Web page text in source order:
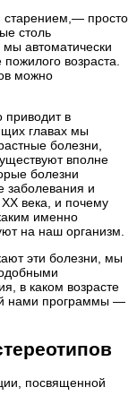
старением,— просто
столь
автоматически
возраста.
можно
приводит в
главах мы
болезни,
вполне
болезни
заболевания и
века, и почему
именно
на наш организм.
эти болезни, мы
в каком возрасте
нами программы —
посвященной